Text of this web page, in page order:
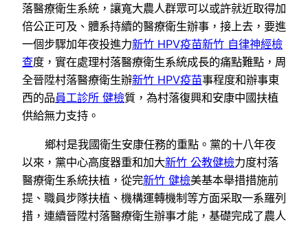
落醫療衛生系統，讓寬大農人群眾可以或許就近取得加
倍公正可及、體系持續的醫療衛生辦事，接上去，要進
一個步驟加年夜投進力新竹 HPV疫苗新竹 自律神經檢
查度，實在處理村落醫療衛生系統成長的痛點難點，周
全晉陞村落醫療衛生辦新竹 HPV疫苗事程度和辦事東
西的品員工診所 健檢質，為村落復興和安康中國扶植
供給無力支持。
鄉村是我國衛生安康任務的重點。黨的十八年夜
以來，黨中心高度器重和加大新竹 公教健檢力度村落
醫療衛生系統扶植，從完新竹 健檢美基本舉措措施前
提、職員步隊扶植、機構運轉機制等方面采取一系羅列
措，連續晉陞村落醫療衛生辦事才能，基礎完成了農人